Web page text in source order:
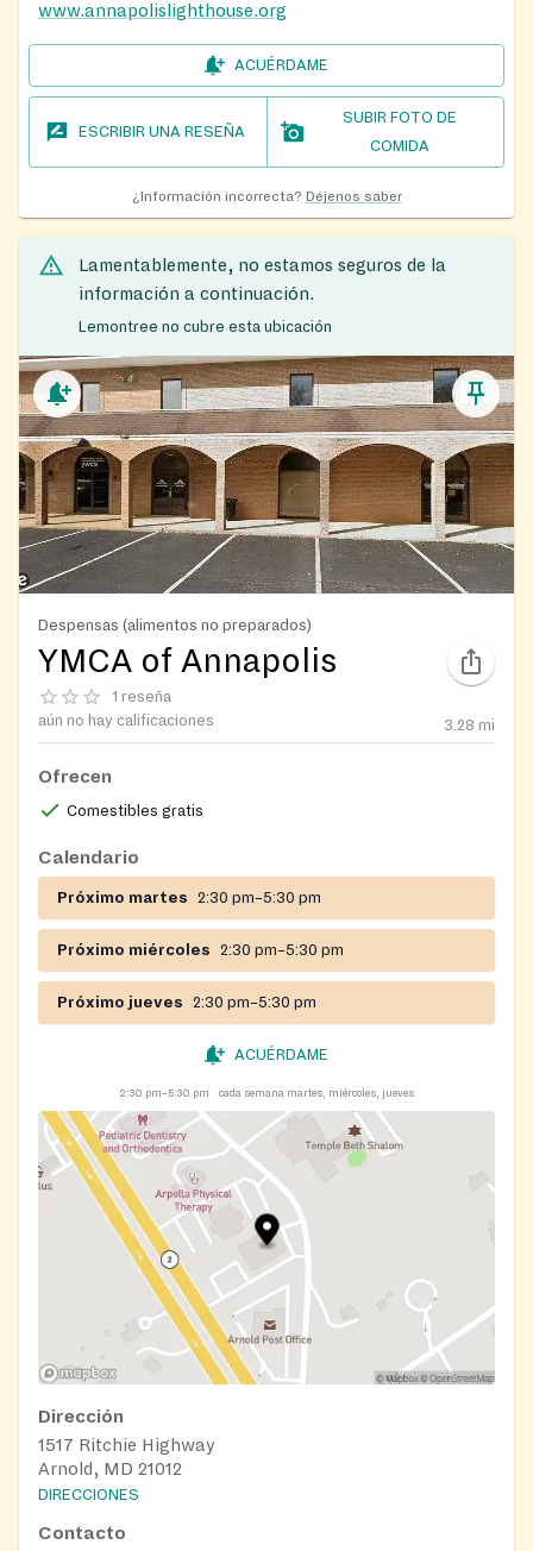
www.annapolislighthouse.org
ACUÉRDAME
ESCRIBIR UNA RESEÑA
SUBIR FOTO DE
COMIDA
¿Información incorrecta? Déjenos saber
Lamentablemente, no estamos seguros de la
información a continuación.
Lemontree no cubre esta ubicación
Despensas (alimentos no preparados)
YMCA of Annapolis
1 reseña
aún no hay calificaciones
3.28 mi
Ofrecen
Comestibles gratis
Calendario
Próximo martes 2:30 pm–5:30 pm
Próximo miércoles 2:30 pm–5:30 pm
Próximo jueves 2:30 pm–5:30 pm
ACUÉRDAME
2:30 pm–5:30 pm cada semana martes, miércoles, jueves
Dirección
1517 Ritchie Highway
Arnold, MD 21012
DIRECCIONES
Contacto